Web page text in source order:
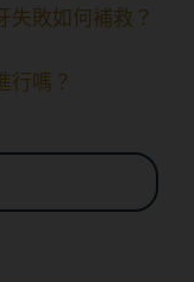
失敗如何補救？
行嗎？